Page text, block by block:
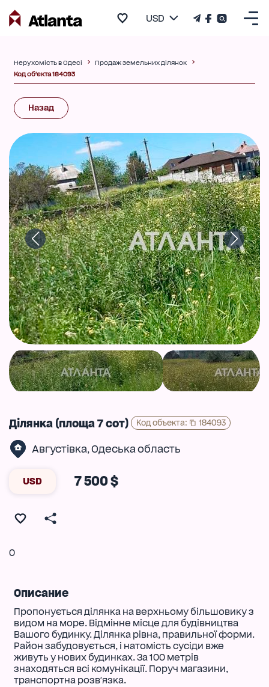
USD
Нерухомість в Одесі
Продаж земельних ділянок
Код об'єкта 184093
Назад
Ділянка (площа 7 сот) Код объекта: 184093
Августівка, Одеська область
USD 7 500 $
0
Описание
Пропонується ділянка на верхньому більшовику з
видом на море. Відмінне місце для будівництва
Вашого будинку. Ділянка рівна, правильної форми.
Район забудовується, і натомість сусіди вже
живуть у нових будинках. За 100 метрів
знаходяться всі комунікації. Поруч магазини,
транспортна розв'язка.